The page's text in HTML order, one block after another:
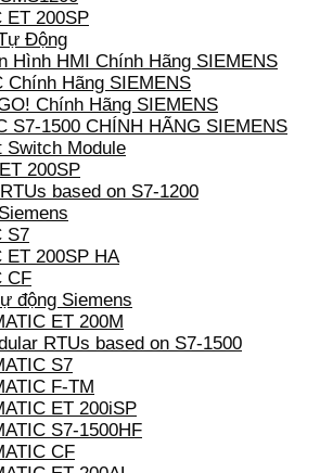
ET 200SP
Động
Hình HMI Chính Hãng SIEMENS
Chính Hãng SIEMENS
Chính Hãng SIEMENS
S7-1500 CHÍNH HÃNG SIEMENS
Switch Module
200SP
based on S7-1200
S7
ET 200SP HA
CF
động Siemens
ET 200M
RTUs based on S7-1500
S7
F-TM
ET 200iSP
S7-1500HF
CF